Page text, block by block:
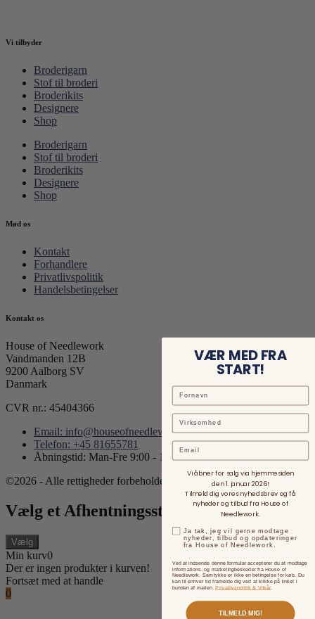
Vi tilbyder
Broderigarn
Stof til broderi
Broderikits
Designere
Shop
Broderigarn
Stof til broderi
Broderikits
Designere
Shop
Mød os
Kontakt
Forhandlere
Privatlivspolitik
Handelsbetingelser
Kontakt os
House of Needlework
Vandmanden 12B
9200 Aalborg SV
Danmark
CVR nr.: 45404366
Email: info@houseofneedlework.com
Telefon: +45 81655781
Åbningstid: Man-Fre 9:00 - 15:00
©2026 - Alle rettigheder forbeholdes.
Vælg et Afhentningssted
Vælg
Min kurv0
Der er ingen produkter i kurven!
Fortsæt med at handle
0
VÆR MED FRA
START!
Email
Vi åbner for salg via hjemmesiden
den 1. januar 2026!
Tilmeld dig vores nyhedsbrev og få
nyheder og tilbud fra House of
Needlework.
Ja tak, jeg vil gerne modtage
nyheder, tilbud og opdateringer
fra House of Needlework.
Ved at indsende denne formular accepterer du at modtage
informations- og marketingbeskeder fra House of
Needlework. Samtykke er ikke en betingelse for køb. Du
kan til enhver tid framelde dig ved at klikke på linket i
bunden af mailen.Privatlivspolitik & Vilkår.
TILMELD MIG!